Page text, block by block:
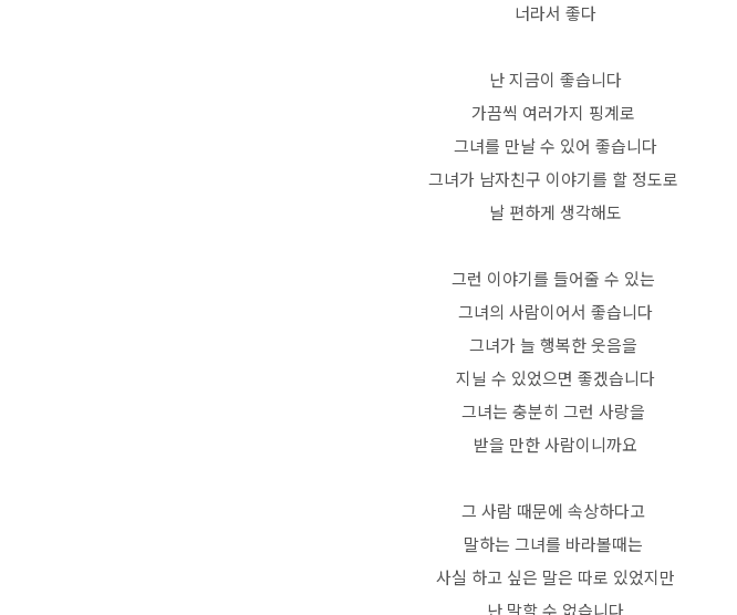
너라서 좋다
난 지금이 좋습니다
가끔씩 여러가지 핑계로
그녀를 만날 수 있어 좋습니다
그녀가 남자친구 이야기를 할 정도로
날 편하게 생각해도
그런 이야기를 들어줄 수 있는
그녀의 사람이어서 좋습니다
그녀가 늘 행복한 웃음을
지닐 수 있었으면 좋겠습니다
그녀는 충분히 그런 사랑을
받을 만한 사람이니까요
그 사람 때문에 속상하다고
말하는 그녀를 바라볼때는
사실 하고 싶은 말은 따로 있었지만
난 말할 수 없습니다